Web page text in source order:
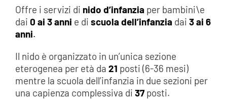
Offre i servizi di nido d’infanziaper bambini\e
dai 0 ai 3 anni e di scuola dell’infanziadai 3 ai 6
anni.
Il nido è organizzato in un’unica sezione
eterogenea per età da 21 posti (6-36 mesi)
mentre la scuola dell’infanzia in due sezioni per
una capienza complessiva di 37posti.